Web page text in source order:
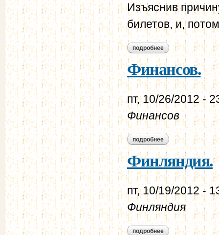
Изъяснив
билетов, и,
подробнее о корф м.а.
Финансов.
пт, 10/26/2012 -
Финансов
подробнее о финансов.
Финляндия.
пт, 10/19/2012 -
Финляндия
подробнее о финляндия.